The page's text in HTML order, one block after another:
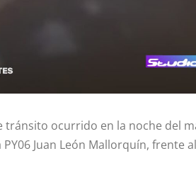
tránsito ocurrido en la noche del
Juan León Mallorquín, frente